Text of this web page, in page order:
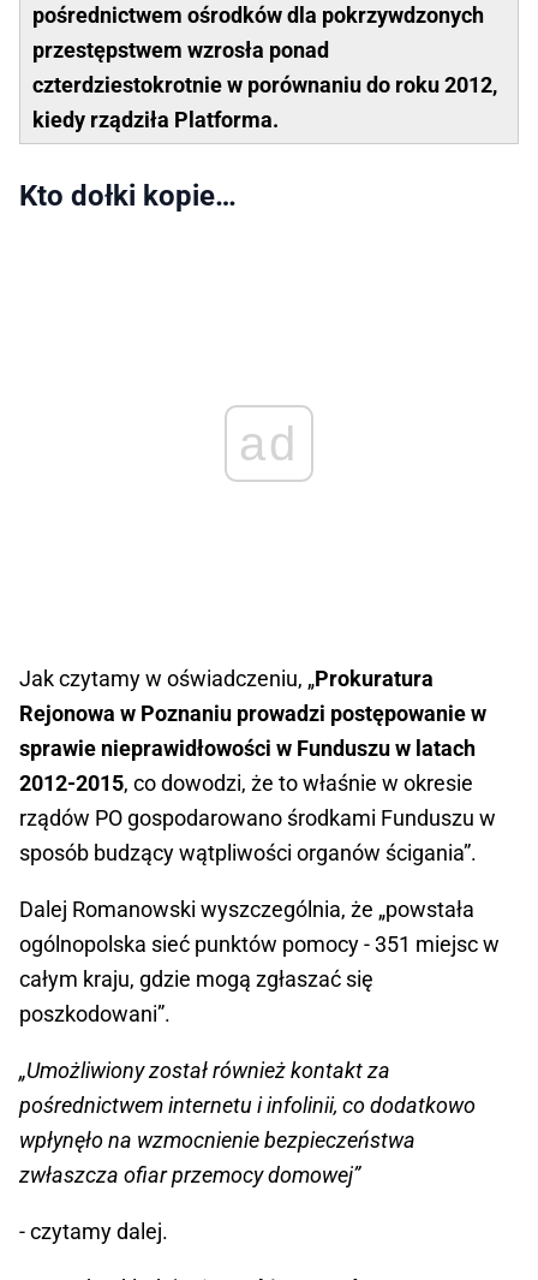
pośrednictwem ośrodków dla pokrzywdzonych
przestępstwem wzrosła ponad
czterdziestokrotnie w porównaniu do roku 2012,
kiedy rządziła Platforma.
Kto dołki kopie…
ad
Jak czytamy w oświadczeniu, „Prokuratura
Rejonowa w Poznaniu prowadzi postępowanie w
sprawie nieprawidłowości w Funduszu w latach
2012-2015, co dowodzi, że to właśnie w okresie
rządów PO gospodarowano środkami Funduszu w
sposób budzący wątpliwości organów ścigania”.
Dalej Romanowski wyszczególnia, że „powstała
ogólnopolska sieć punktów pomocy - 351 miejsc w
całym kraju, gdzie mogą zgłaszać się
poszkodowani”.
„Umożliwiony został również kontakt za
pośrednictwem internetu i infolinii, co dodatkowo
wpłynęło na wzmocnienie bezpieczeństwa
zwłaszcza ofiar przemocy domowej”
- czytamy dalej.